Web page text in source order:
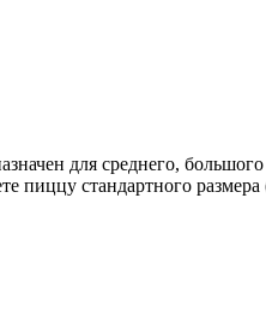
для среднего,
пиццу стандартного